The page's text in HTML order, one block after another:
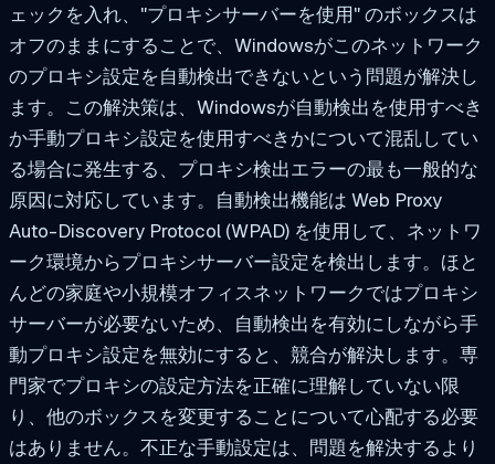
ェックを入れ、"プロキシサーバーを使用" のボックスは
オフのままにすることで、Windowsがこのネットワーク
のプロキシ設定を自動検出できないという問題が解決し
ます。この解決策は、Windowsが自動検出を使用すべき
か手動プロキシ設定を使用すべきかについて混乱してい
る場合に発生する、プロキシ検出エラーの最も一般的な
原因に対応しています。自動検出機能は Web Proxy
Auto-Discovery Protocol (WPAD) を使用して、ネットワ
ーク環境からプロキシサーバー設定を検出します。ほと
んどの家庭や小規模オフィスネットワークではプロキシ
サーバーが必要ないため、自動検出を有効にしながら手
動プロキシ設定を無効にすると、競合が解決します。専
門家でプロキシの設定方法を正確に理解していない限
り、他のボックスを変更することについて心配する必要
はありません。不正な手動設定は、問題を解決するより